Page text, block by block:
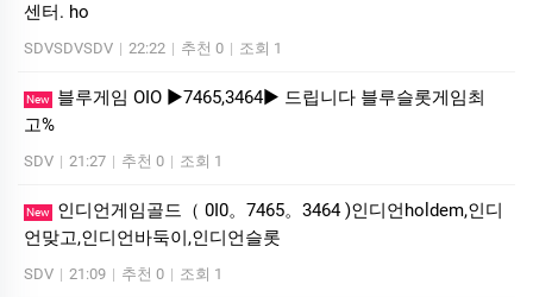
센터. ho
SDVSDVSDV | 22:22 | 추천 0 | 조회 1
New
블루게임 OIO ▶7465,3464▶ 드립니다 블루슬롯게임최
고%
SDV | 21:27 | 추천 0 | 조회 1
New
인디언게임골드（ 0I0。7465。3464 )인디언holdem,인디
언맞고,인디언바둑이,인디언슬롯
SDV | 21:09 | 추천 0 | 조회 1